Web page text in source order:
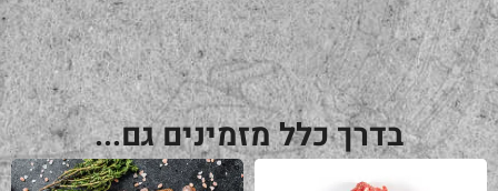
בדרך כלל מזמינים גם...